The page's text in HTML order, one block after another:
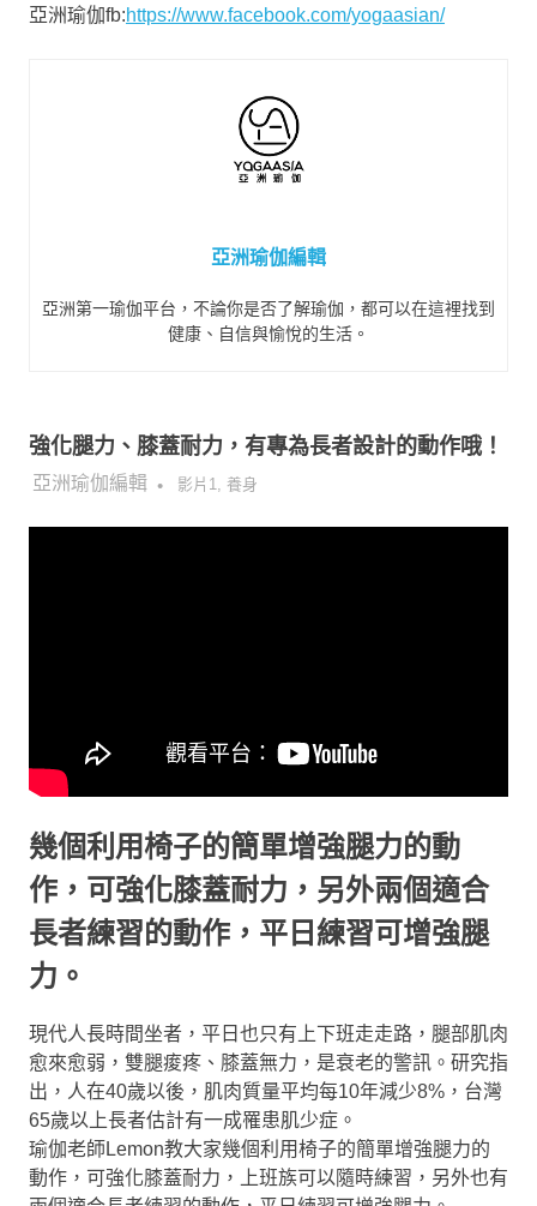
亞洲瑜伽fb:https://www.facebook.com/yogaasian/
亞洲瑜伽編輯
亞洲第一瑜伽平台，不論你是否了解瑜伽，都可以在這裡找到
健康、自信與愉悅的生活。
強化腿力、膝蓋耐力，有專為長者設計的動作哦！
2021-05-17
亞洲瑜伽編輯 影片1, 養身
幾個利用椅子的簡單增強腿力的動
作，可強化膝蓋耐力，另外兩個適合
長者練習的動作，平日練習可增強腿
力。
現代人長時間坐者，平日也只有上下班走走路，腿部肌肉
愈來愈弱，雙腿痠疼、膝蓋無力，是衰老的警訊。研究指
出，人在40歲以後，肌肉質量平均每10年減少8%，台灣
65歲以上長者估計有一成罹患肌少症。
瑜伽老師Lemon教大家幾個利用椅子的簡單增強腿力的
動作，可強化膝蓋耐力，上班族可以隨時練習，另外也有